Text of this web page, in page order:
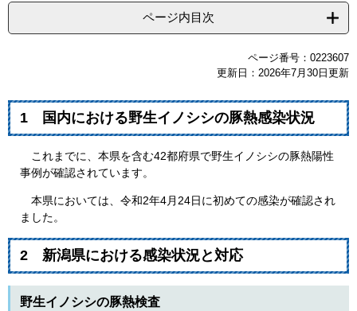
ページ内目次
ページ番号：0223607
更新日：2026年7月30日更新
1 国内における野生イノシシの豚熱感染状況
これまでに、本県を含む42都府県で野生イノシシの豚熱陽性
事例が確認されています。
本県においては、令和2年4月24日に初めての感染が確認され
ました。
2 新潟県における感染状況と対応
野生イノシシの豚熱検査